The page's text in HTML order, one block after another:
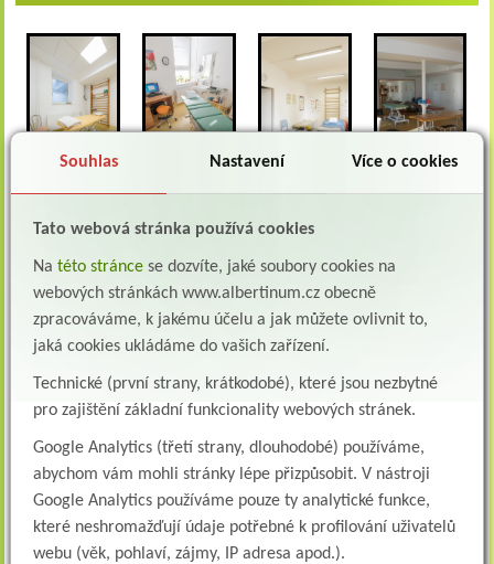
Farma Albertinum
Procházka parkem v Albertinu
Souhlas Nastavení Více o cookies
Tato webová stránka používá cookies
Na této stránce se dozvíte, jaké soubory cookies na
webových stránkách www.albertinum.cz obecně
zpracováváme, k jakému účelu a jak můžete ovlivnit to,
jaká cookies ukládáme do vašich zařízení.
Technické (první strany, krátkodobé), které jsou nezbytné
pro zajištění základní funkcionality webových stránek.
Google Analytics (třetí strany, dlouhodobé) používáme,
abychom vám mohli stránky lépe přizpůsobit. V nástroji
Google Analytics používáme pouze ty analytické funkce,
které neshromažďují údaje potřebné k profilování uživatelů
webu (věk, pohlaví, zájmy, IP adresa apod.).